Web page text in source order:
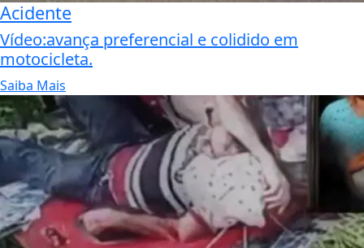
Acidente
Vídeo:avança preferencial e colidido em
motocicleta.
Saiba Mais